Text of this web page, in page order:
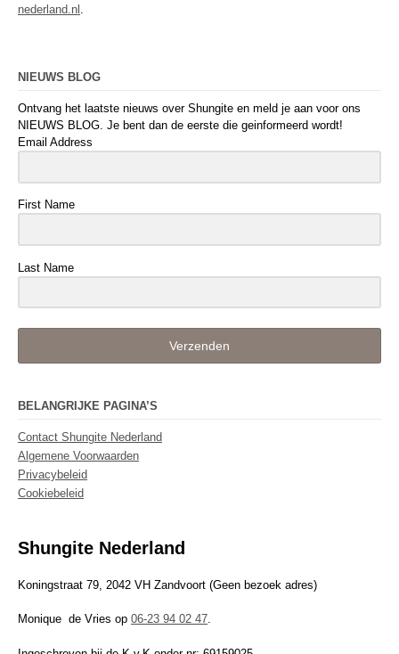
nederland.nl
NIEUWS BLOG
Ontvang het laatste nieuws over Shungite en meld je aan voor ons
NIEUWS BLOG. Je bent dan de eerste die geinformeerd wordt!
Email Address
First Name
Last Name
Verzenden
BELANGRIJKE PAGINA’S
Contact Shungite Nederland
Algemene Voorwaarden
Privacybeleid
Cookiebeleid
Shungite Nederland
Koningstraat 79, 2042 VH Zandvoort (Geen bezoek adres)
Monique de Vries op 06-23 94 02 47.